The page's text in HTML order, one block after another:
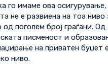
го имаме ова
не е развиена на тоа ниво
поголем број граѓани. Од
писменост и
на приватен буџет
ниво.